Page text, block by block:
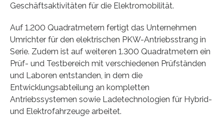
Geschäftsaktivitäten für die Elektromobilität.
Auf 1.200 Quadratmetern fertigt das Unternehmen
Umrichter für den elektrischen PKW-Antriebsstrang in
Serie. Zudem ist auf weiteren 1.300 Quadratmetern ein
Prüf- und Testbereich mit verschiedenen Prüfständen
und Laboren entstanden, in dem die
Entwicklungsabteilung an kompletten
Antriebssystemen sowie Ladetechnologien für Hybrid-
und Elektrofahrzeuge arbeitet.